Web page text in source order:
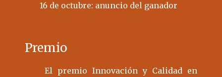
16 de octubre: anuncio del ganador
Premio
El premio Innovación y Calidad en